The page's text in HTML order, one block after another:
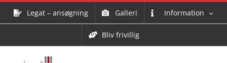
Legat – ansøgning Galleri Information
Bliv frivillig